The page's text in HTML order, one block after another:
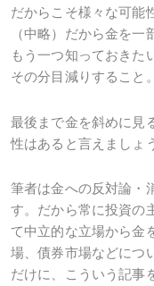
だからこそ様々な可能
（中略）だから金を
もう一つ知っておきた
その分目減りすること
最後まで金を斜めに見
性はあると言えましょ
筆者は金への反対論・
す。だから常に投資の
て中立的な立場から金
場、債券市場などにつ
だけに、こういう記事